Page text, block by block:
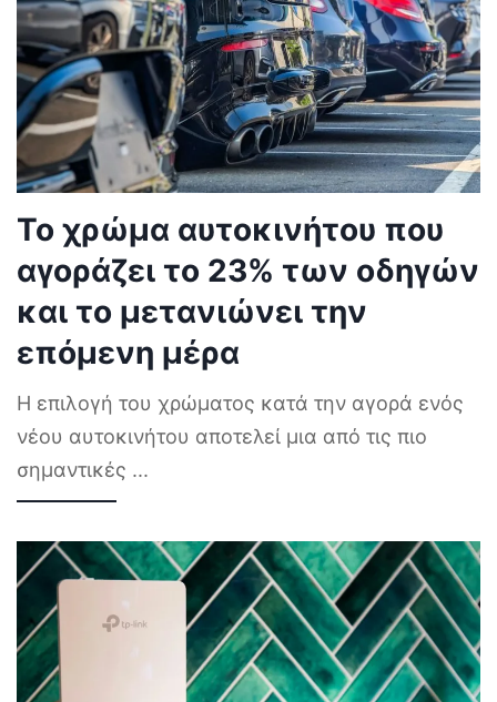
Το χρώμα αυτοκινήτου που
αγοράζει το 23% των οδηγών
και το μετανιώνει την
επόμενη μέρα
Η επιλογή του χρώματος κατά την αγορά ενός
νέου αυτοκινήτου αποτελεί μια από τις πιο
σημαντικές ...